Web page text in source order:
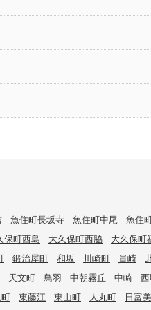
魚住町長坂寺 魚住町中尾 魚住
保町西島
大久保町西脇 大久保町
鍛治屋町 和坂 川崎町 貴崎
天文町
鳥羽 中朝霧丘 中崎
東藤江 東山町 人丸町 日富